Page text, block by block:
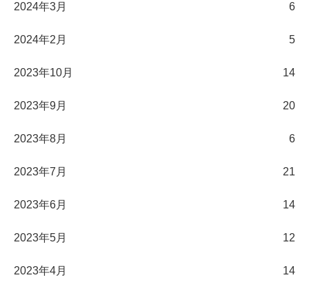
2024年3月 6
2024年2月 5
2023年10月 14
2023年9月 20
2023年8月 6
2023年7月 21
2023年6月 14
2023年5月 12
2023年4月 14